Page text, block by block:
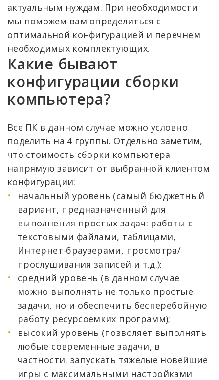
актуальным нуждам. При необходимости
мы поможем вам определиться с
оптимальной конфигурацией и перечнем
необходимых комплектующих.
Какие бывают
конфигурации сборки
компьютера?
Все ПК в данном случае можно условно
поделить на 4 группы. Отдельно заметим,
что стоимость сборки компьютера
напрямую зависит от выбранной клиентом
конфигурации:
начальный уровень (самый бюджетный
вариант, предназначенный для
выполнения простых задач: работы с
текстовыми файлами, таблицами,
Интернет-браузерами, просмотра/
прослушивания записей и т.д.);
средний уровень (в данном случае
можно выполнять не только простые
задачи, но и обеспечить бесперебойную
работу ресурсоемких программ);
высокий уровень (позволяет выполнять
любые современные задачи, в
частности, запускать тяжелые новейшие
игры с максимальными настройками